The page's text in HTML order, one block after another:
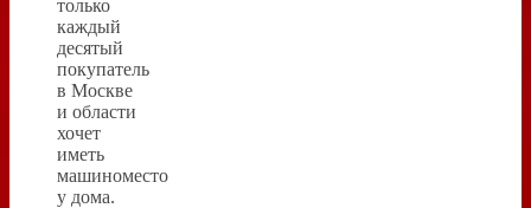
только
каждый
десятый
покупатель
в Москве
и области
хочет
иметь
машиноместо
у дома.